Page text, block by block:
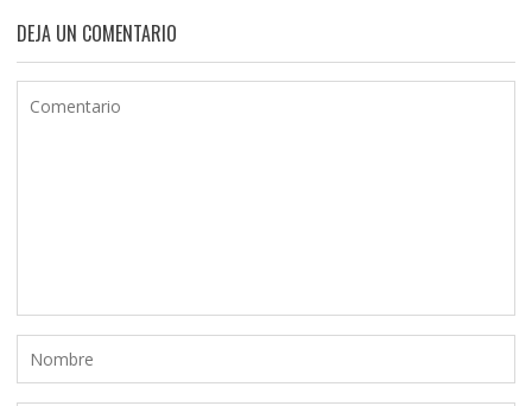
DEJA UN COMENTARIO